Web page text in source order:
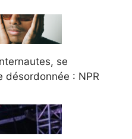
se
désordonnée : NPR